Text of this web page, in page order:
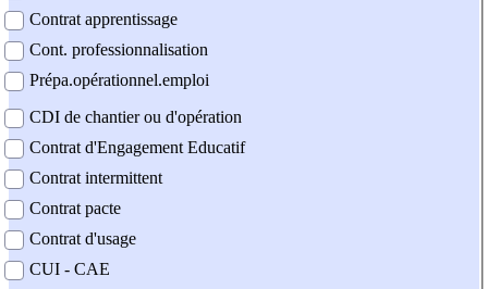
Contrat apprentissage
Cont. professionnalisation
Prépa.opérationnel.emploi
CDI de chantier ou d'opération
Contrat d'Engagement Educatif
Contrat intermittent
Contrat pacte
Contrat d'usage
CUI - CAE